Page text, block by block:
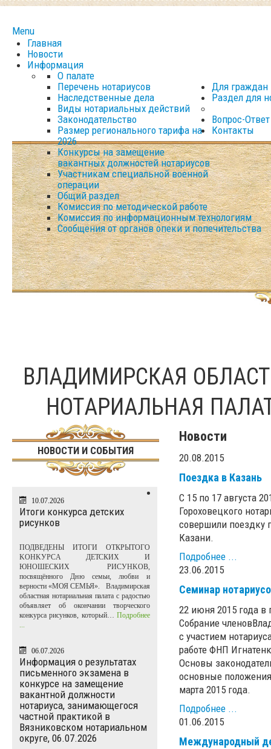
Menu
Главная
Новости
Информация
О палате
Перечень нотариусов
Наследственные дела
Виды нотариальных действий
Законодательство
Размер регионального тарифа на
2026
Конкурсы на замещение
вакантных должностей нотариусов
Участникам специальной военной
операции
Для граждан
Раздел для
Общий раздел
Комиссия по методической работе
Комиссия по информационным технологиям
Сообщения от органов опеки и попечительства
Вопрос-Ответ
Контакты
ВЛАДИМИРСКАЯ
НОТАРИАЛЬНАЯ
НОВОСТИ И СОБЫТИЯ
10.07.2026
Итоги конкурса детских
рисунков
ПОДВЕДЕНЫ ИТОГИ ОТКРЫТОГО
KOHKУPCA ДЕТСКИХ И
ЮНОШЕСКИХ PИCУHKOB,
посвящённого Дню семьи, любви и
верности «МОЯ СЕМЬЯ». Владимирская
областная нотариальная палата с радостью
объявляет об окончании творческого
конкурса рисунков, который… Подробнее
...
06.07.2026
Информация о результатах
письменного экзамена в
конкурсе на замещение
вакантной должности
нотариуса, занимающегося
частной практикой в
Вязниковском нотариальном
округе, 06.07.2026
Новости
20.08.2015
Поездка в Казань
С 15 по 17 августа
Гороховецкого
совершили поездку
Казани.
Подробнее ...
23.06.2015
Семинар
22 июня 2015 года в
Собрание
с участием
работе ФНП
Основы
основные
марта 2015 года.
Подробнее ...
01.06.2015
Международный